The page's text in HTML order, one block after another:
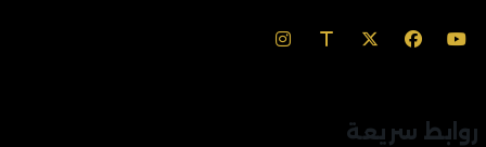
روابط سريعة